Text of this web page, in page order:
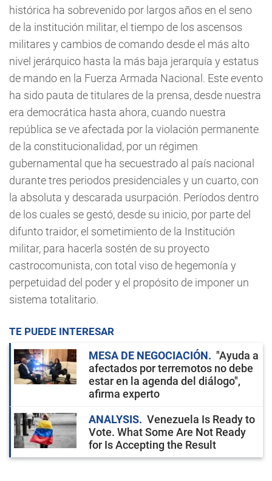
histórica ha sobrevenido por largos años en el seno
de la institución militar, el tiempo de los ascensos
militares y cambios de comando desde el más alto
nivel jerárquico hasta la más baja jerarquía y estatus
de mando en la Fuerza Armada Nacional. Este evento
ha sido pauta de titulares de la prensa, desde nuestra
era democrática hasta ahora, cuando nuestra
república se ve afectada por la violación permanente
de la constitucionalidad, por un régimen
gubernamental que ha secuestrado al país nacional
durante tres periodos presidenciales y un cuarto, con
la absoluta y descarada usurpación. Períodos dentro
de los cuales se gestó, desde su inicio, por parte del
difunto traidor, el sometimiento de la Institución
militar, para hacerla sostén de su proyecto
castrocomunista, con total viso de hegemonía y
perpetuidad del poder y el propósito de imponer un
sistema totalitario.
TE PUEDE INTERESAR
MESA DE NEGOCIACIÓN
"Ayuda a
afectados por terremotos no debe
estar en la agenda del diálogo",
afirma experto
ANALYSIS
Venezuela Is Ready to
Vote. What Some Are Not Ready
for Is Accepting the Result